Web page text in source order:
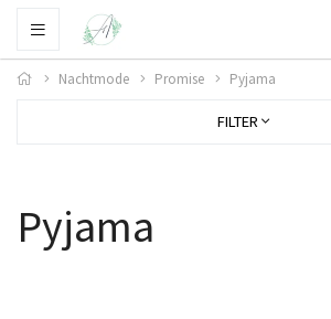
Nachtmode Promise Pyjama
FILTER
Pyjama